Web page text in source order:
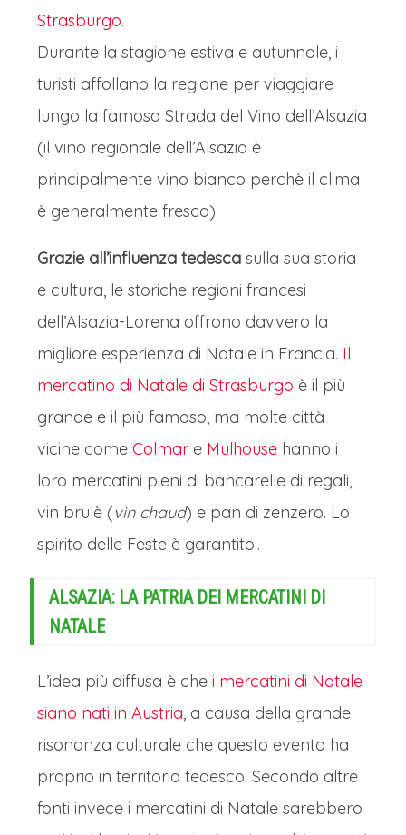
CROCIERA IN BATTELLO
Durante la giornata verrà effettuata
una crociera in battello per vedere la
città e i suoi mercatini dal suo angolo
più bello e suggestivo, quello del Reno
che la attraversa.
Il Reno a Strasburgo non è solo un
francese e tedesca. Qui, il grande fiume
per secoli un confine, ma oggi unendo
culture e popoli. Attraversa il cuore
della capitale alsaziana con una
costeggiato da ampi argini verdi, piste
ciclabili e parchi dove gli strasburghesi
si ritrovano. La sua ansa abbraccia la
Grande Île, il centro storico patrimonio
UNESCO, e il quartiere europeo, sede
suo nuovo ruolo di cuore pulsante
dell'Europa unita.
D'inverno, le sue acque grigie riflettono
i cieli bassi; d'estate, si animano di
battelli e chiatte. È un testimone
Strasburgo.
Durante la stagione estiva e autunnale, i
turisti affollano la regione per viaggiare
lungo la famosa Strada del Vino dell’Alsazia
(il vino regionale dell’Alsazia è
principalmente vino bianco perchè il clima
è generalmente fresco).
Grazie all’influenza tedesca sulla sua storia
e cultura, le storiche regioni francesi
dell’Alsazia-Lorena offrono davvero la
migliore esperienza di Natale in Francia. Il
mercatino di Natale di Strasburgo è il più
grande e il più famoso, ma molte città
vicine come Colmar e Mulhouse hanno i
loro mercatini pieni di bancarelle di regali,
vin brulè (vin chaud) e pan di zenzero. Lo
spirito delle Feste è garantito..
ALSAZIA: LA PATRIA DEI MERCATINI DI
NATALE
L’idea più diffusa è che i mercatini di Natale
siano nati in Austria, a causa della grande
risonanza culturale che questo evento ha
proprio in territorio tedesco. Secondo altre
fonti invece i mercatini di Natale sarebbero